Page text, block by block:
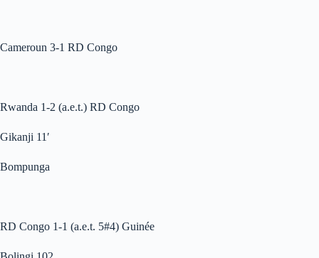
Cameroun 3-1 RD Congo
Rwanda 1-2 (a.e.t.) RD Congo
Gikanji 11′
Bompunga
RD Congo 1-1 (a.e.t. 5#4) Guinée